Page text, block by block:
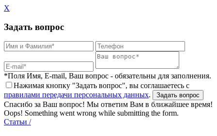
X
Задать вопрос
*Поля Имя, E-mail, Ваш вопрос - обязательны для заполнения.
Нажимая кнопку "Задать вопрос", вы соглашаетесь с
правилами передачи персональных данных.
Спасибо за Ваш вопрос! Мы ответим Вам в ближайшее время!
Oops! Something went wrong while submitting the form.
Статьи /